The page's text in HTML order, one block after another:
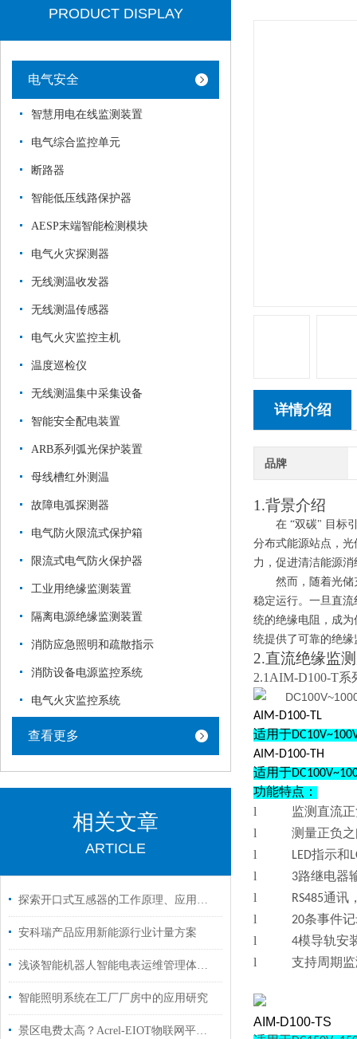
PRODUCT DISPLAY
电气安全
智慧用电在线监测装置
电气综合监控单元
断路器
智能低压线路保护器
AESP末端智能检测模块
电气火灾探测器
无线测温收发器
无线测温传感器
电气火灾监控主机
温度巡检仪
无线测温集中采集设备
智能安全配电装置
ARB系列弧光保护装置
母线槽红外测温
故障电弧探测器
电气防火限流式保护箱
限流式电气防火保护器
工业用绝缘监测装置
隔离电源绝缘监测装置
消防应急照明和疏散指示
消防设备电源监控系统
电气火灾监控系统
查看更多
相关文章
ARTICLE
探索开口式互感器的工作原理、应用与未来展望
安科瑞产品应用新能源行业计量方案
浅谈智能机器人智能电表运维管理体系在铁路牵引变电所建设构想
智能照明系统在工厂厂房中的应用研究
景区电费太高？Acrel-EIOT物联网平台如何让能耗一目了然，一年轻松省百万
详情介绍
品牌
1.背景介绍
在 “双碳" 目标
分布式能源站点，
力，促进清洁能源消
然而，随着光
稳定运行。一旦直
统的绝缘电阻，成
统提供了可靠的绝
2.直流绝缘监
2.1 AIM-D100-T系
AIM-D100-TL
适用于
AIM-D100-TH
适用于
功能特点：
l 监测直流
l 测量正负
l LED指示和
l 3路继电器
l RS485通
l 20条事件
l 4模导轨安
l 支持周期
AIM-D100-TS